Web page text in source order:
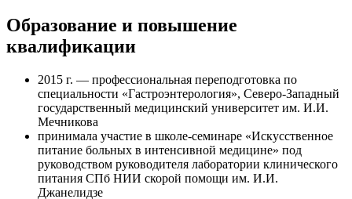
Образование и повышение
квалификации
2015 г. — профессиональная переподготовка по
специальности «Гастроэнтерология», Северо-Западный
государственный медицинский университет им. И.И.
Мечникова
принимала участие в школе-семинаре «Искусственное
питание больных в интенсивной медицине» под
руководством руководителя лаборатории клинического
питания СПб НИИ скорой помощи им. И.И.
Джанелидзе